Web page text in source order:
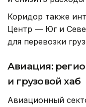
Коридор также
Центр — Юг и
для перевозки
Авиация:
и грузовой хаб
Авиационный